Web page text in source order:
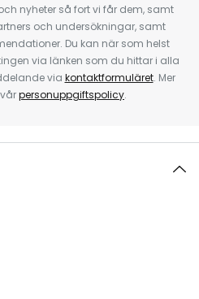
nyheter så fort vi får dem, samt
och undersökningar, samt
Du kan när som helst
via länken som du hittar i alla
via kontaktformuläret. Mer
personuppgiftspolicy.